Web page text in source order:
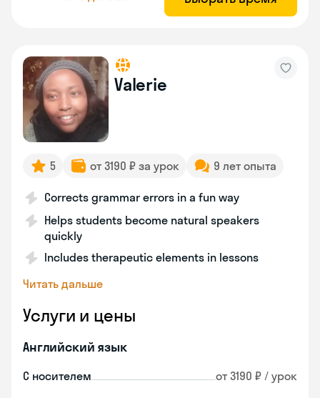
Valerie
5 от 3190 ₽ за урок 9 лет опыта
Corrects grammar errors in a fun way
Helps students become natural speakers
quickly
Includes therapeutic elements in lessons
Читать дальше
Услуги и цены
Английский язык
С носителем от 3190 ₽ / урок